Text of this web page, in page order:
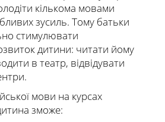
кількома мовами
зусиль. Тому батьки
стимулювати
дитини: читати йому
в театр, відвідувати
мови на курсах
зможе: